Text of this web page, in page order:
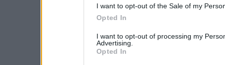
I want to opt-out of the Sale of my
Opted In
I want to opt-out of processing my
Advertising.
Opted In